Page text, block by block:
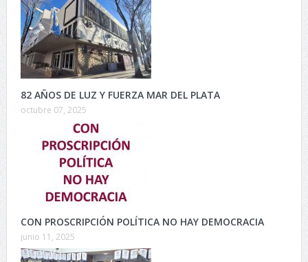
82 AÑOS DE LUZ Y FUERZA MAR DEL PLATA
octubre 07, 2025
CON PROSCRIPCIÓN POLÍTICA NO HAY DEMOCRACIA
junio 11, 2025